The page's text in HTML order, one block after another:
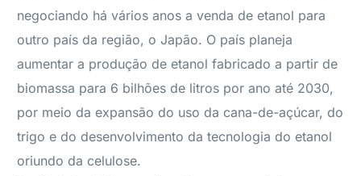
negociando há vários anos a venda de etanol para
outro país da região, o Japão. O país planeja
aumentar a produção de etanol fabricado a partir de
biomassa para 6 bilhões de litros por ano até 2030,
por meio da expansão do uso da cana-de-açúcar, do
trigo e do desenvolvimento da tecnologia do etanol
oriundo da celulose.